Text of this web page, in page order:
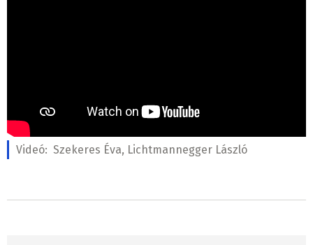
Videó: Szekeres Éva, Lichtmannegger László